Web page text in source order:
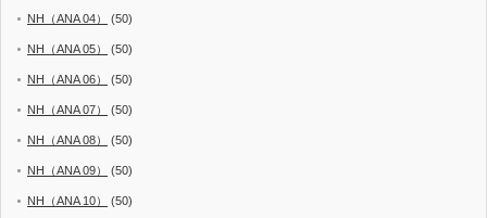
NH（ANA 04） (50)
NH（ANA 05） (50)
NH（ANA 06） (50)
NH（ANA 07） (50)
NH（ANA 08） (50)
NH（ANA 09） (50)
NH（ANA 10） (50)